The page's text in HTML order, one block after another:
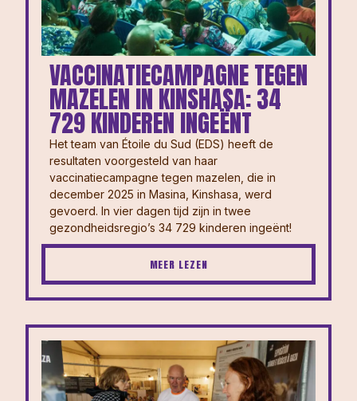
VACCINATIECAMPAGNE TEGEN
MAZELEN IN KINSHASA: 34
729 KINDEREN INGEËNT
Het team van Étoile du Sud (EDS) heeft de
resultaten voorgesteld van haar
vaccinatiecampagne tegen mazelen, die in
december 2025 in Masina, Kinshasa, werd
gevoerd. In vier dagen tijd zijn in twee
gezondheidsregio’s 34 729 kinderen ingeënt!
MEER LEZEN